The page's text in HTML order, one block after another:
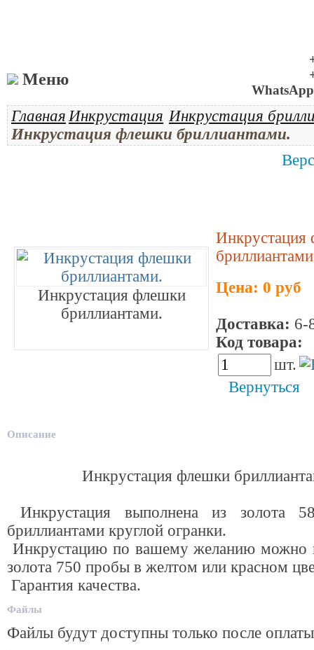
Меню
Главная Инкрустация Инкрустация
Инкрустация флешки бриллиантами.
Инкрустация флешки
бриллиантами.
Инкрустация
Цена: 0 руб
Доставка: 6-
Код товара:
шт.
Вернуться
Описание
Инкрустация флешки
Инкрустация выполнена из золота
бриллиантами круглой огранки.
Инкрустацию по вашему желанию можно
золота 750 пробы в желтом или красном
Гарантия качества.
Файлы
Файлы будут доступны только после оплаты